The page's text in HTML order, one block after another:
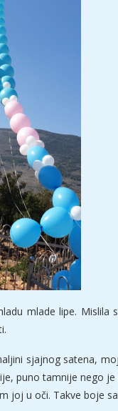
mlade lipe.
sjajnog satena,
puno tamnije nego
joj u oči. Takve boje